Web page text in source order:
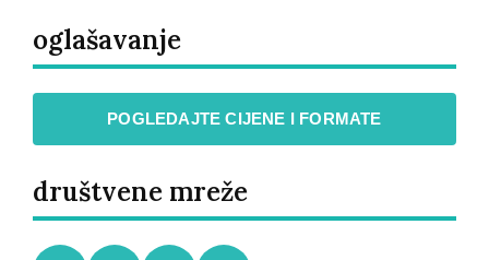
oglašavanje
POGLEDAJTE CIJENE I FORMATE
društvene mreže